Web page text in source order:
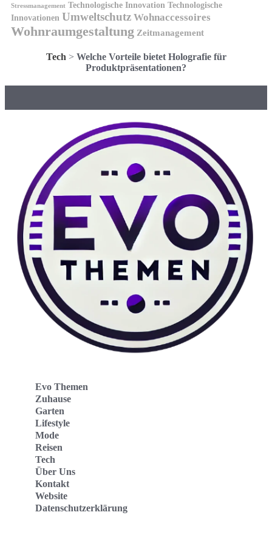
Stressmanagement Technologische Innovation Technologische
Innovationen Umweltschutz Wohnaccessoires
Wohnraumgestaltung Zeitmanagement
Tech > Welche Vorteile bietet Holografie für
Produktpräsentationen?
Evo Themen
Zuhause
Garten
Lifestyle
Mode
Reisen
Tech
Über Uns
Kontakt
Website
Datenschutzerklärung